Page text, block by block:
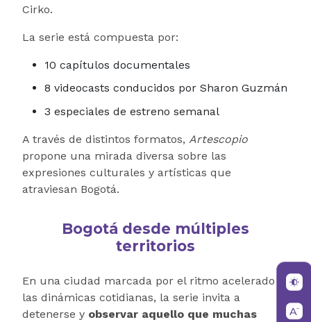
Cirko.
La serie está compuesta por:
10 capítulos documentales
8 videocasts conducidos por Sharon Guzmán
3 especiales de estreno semanal
A través de distintos formatos, Artescopio
propone una mirada diversa sobre las
expresiones culturales y artísticas que
atraviesan Bogotá.
Bogotá desde múltiples
territorios
En una ciudad marcada por el ritmo acelerado y
las dinámicas cotidianas, la serie invita a
detenerse y observar aquello que muchas